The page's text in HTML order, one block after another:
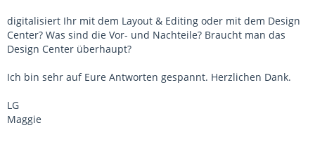
digitalisiert Ihr mit dem Layout & Editing oder mit dem Design
Center? Was sind die Vor- und Nachteile? Braucht man das
Design Center überhaupt?
Ich bin sehr auf Eure Antworten gespannt. Herzlichen Dank.
LG
Maggie